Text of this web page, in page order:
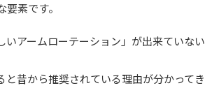
素です。
アームローテーション」が出来ていない
昔から推奨されている理由が分かってき